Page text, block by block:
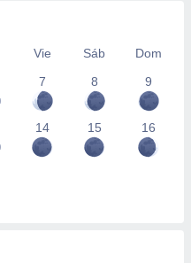
Vie Sáb
Dom
7 8 9
14 15 16